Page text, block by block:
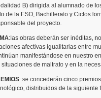
B) dirigida al alumnado de
de la ESO, Bachillerato y Ciclos
del proyecto.
:las obras deberán ser inéditas,
afectivas igualitarias entre
manifestándose en nuestro
situaciones de maltrato y en la
: se concederán cinco
distribuidos de la siguiente